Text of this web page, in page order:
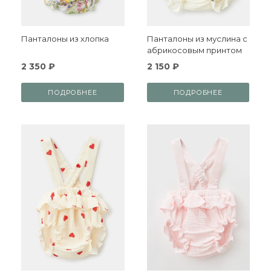
Панталоны из хлопка
2 350 ₽
ПОДРОБНЕЕ
Панталоны из муслина с
абрикосовым принтом
2 150 ₽
ПОДРОБНЕЕ